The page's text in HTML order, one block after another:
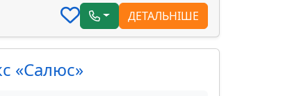
ДЕТАЛЬНІШЕ
«Салюс»